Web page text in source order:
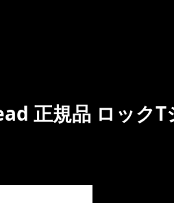
正規品 ロックT